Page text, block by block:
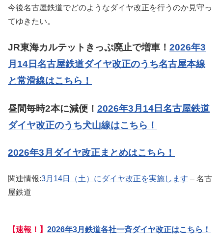
今後名古屋鉄道でどのようなダイヤ改正を行うのか見守っ
てゆきたい。
JR東海カルテットきっぷ廃止で増車！ 2026年3
月14日名古屋鉄道ダイヤ改正のうち名古屋本線
と常滑線はこちら！
昼間毎時2本に減便！ 2026年3月14日名古屋鉄道
ダイヤ改正のうち犬山線はこちら！
2026年3月ダイヤ改正まとめはこちら！
関連情報:3月14日（土）にダイヤ改正を実施します – 名古
屋鉄道
【速報！】 2026年3月鉄道各社一斉ダイヤ改正はこちら！